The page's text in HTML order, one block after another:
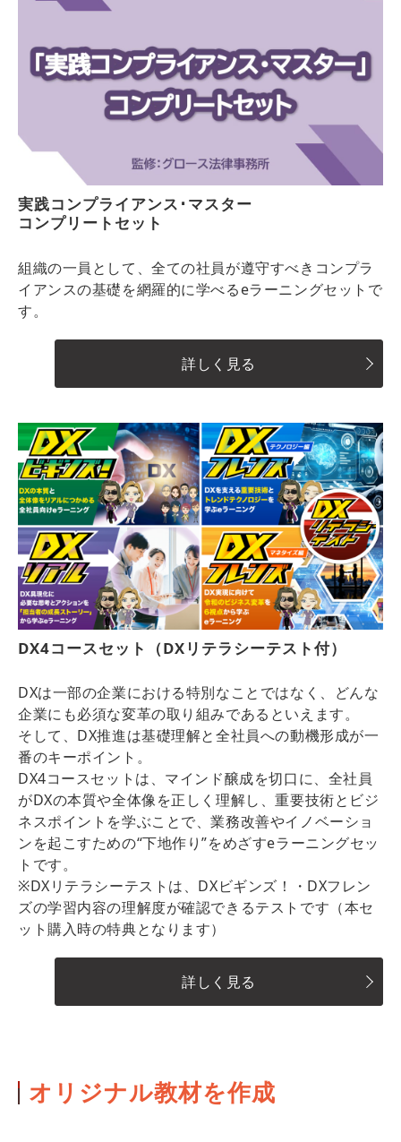
実践コンプライアンス･マスター
コンプリートセット
組織の一員として、全ての社員が遵守すべきコンプラ
イアンスの基礎を網羅的に学べるeラーニングセットで
す。
詳しく見る
DX4コースセット（DXリテラシーテスト付）
DXは一部の企業における特別なことではなく、どんな
企業にも必須な変革の取り組みであるといえます。
そして、DX推進は基礎理解と全社員への動機形成が一
番のキーポイント。
DX4コースセットは、マインド醸成を切口に、全社員
がDXの本質や全体像を正しく理解し、重要技術とビジ
ネスポイントを学ぶことで、業務改善やイノベーショ
ンを起こすための“下地作り”をめざすeラーニングセッ
トです。
※DXリテラシーテストは、DXビギンズ！・DXフレン
ズの学習内容の理解度が確認できるテストです（本セ
ット購入時の特典となります）
詳しく見る
オリジナル教材を作成